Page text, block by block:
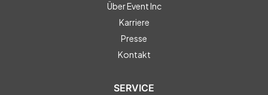
Über Event Inc
Karriere
Presse
Kontakt
SERVICE